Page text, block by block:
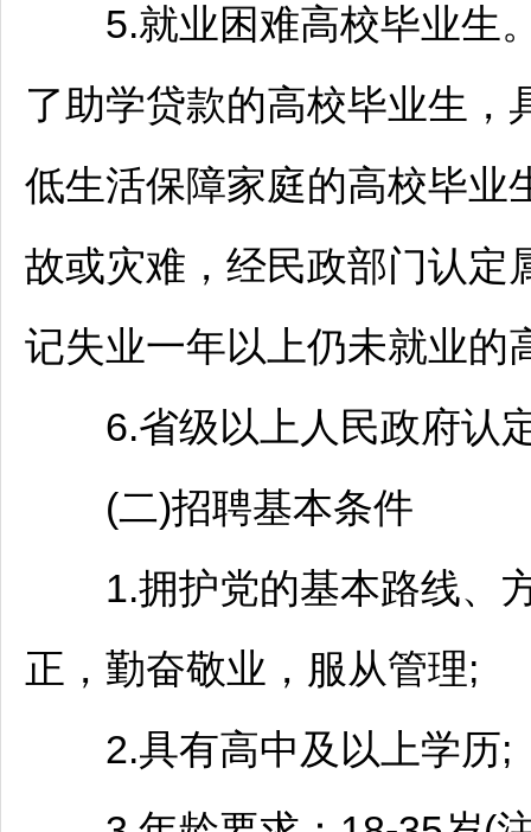
5.就业困难高校毕业生。
了助学贷款的高校毕业生，
低生活保障家庭的高校毕业
故或灾难，经民政部门认定
记失业一年以上仍未就业的
6.省级以上人民政府认
(二)招聘基本条件
1.拥护党的基本路线、方
正，勤奋敬业，服从管理;
2.具有高中及以上学历;